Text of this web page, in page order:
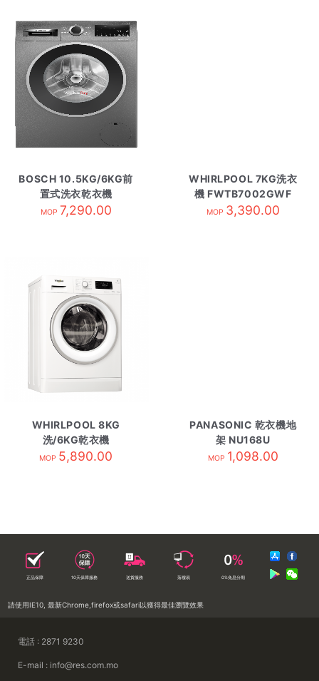
BOSCH 10.5KG/6KG前
置式洗衣乾衣機
WNG254R1GB 黑色
MOP 7,290.00
WHIRLPOOL 7KG洗衣
機 FWTB7002GWF
MOP 3,390.00
WHIRLPOOL 8KG
洗/6KG乾衣機
WFCR86430
MOP 5,890.00
PANASONIC 乾衣機地
架 NU168U
MOP 1,098.00
正品保障 10天保障服務 送貨服務 落樓易 0%免息分期
請使用IE10, 最新Chrome,firefox或safari以獲得最佳瀏覽效果
電話 : 2871 9230
E-mail : info@res.com.mo